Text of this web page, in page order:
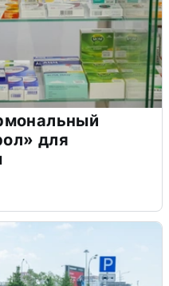
для